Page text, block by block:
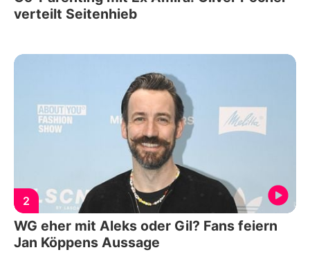
verteilt Seitenhieb
2
WG eher mit Aleks oder Gil? Fans feiern
Jan Köppens Aussage